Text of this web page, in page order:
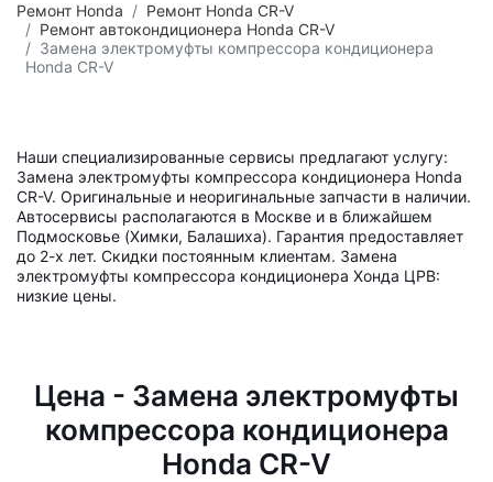
Ремонт Honda
Ремонт Honda CR-V
Ремонт автокондиционера Honda CR-V
Замена электромуфты компрессора кондиционера
Honda CR-V
Наши специализированные сервисы предлагают услугу:
Замена электромуфты компрессора кондиционера Honda
CR-V. Оригинальные и неоригинальные запчасти в наличии.
Автосервисы располагаются в Москве и в ближайшем
Подмосковье (Химки, Балашиха). Гарантия предоставляет
до 2-х лет. Скидки постоянным клиентам. Замена
электромуфты компрессора кондиционера Хонда ЦРВ:
низкие цены.
Цена - Замена электромуфты
компрессора кондиционера
Honda CR-V